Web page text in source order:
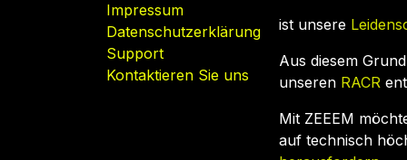
Impressum
Datenschutzerklärung
Support
Kontaktieren Sie uns
ist unsere
Aus diesem
unseren RACR
Mit ZEEEM
auf technisch